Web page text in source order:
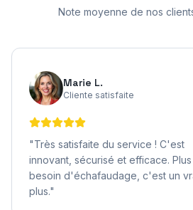
Note moyenne de nos
Marie L.
Cliente satisfaite
"Très satisfaite du service ! C'est
innovant, sécurisé et efficace. Plus
besoin d'échafaudage, c'est un
plus."